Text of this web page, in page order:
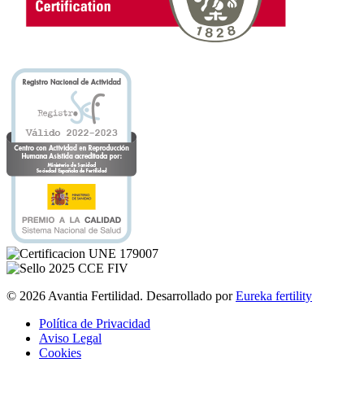
© 2026 Avantia Fertilidad. Desarrollado porEureka fertility
Política de Privacidad
Aviso Legal
Cookies